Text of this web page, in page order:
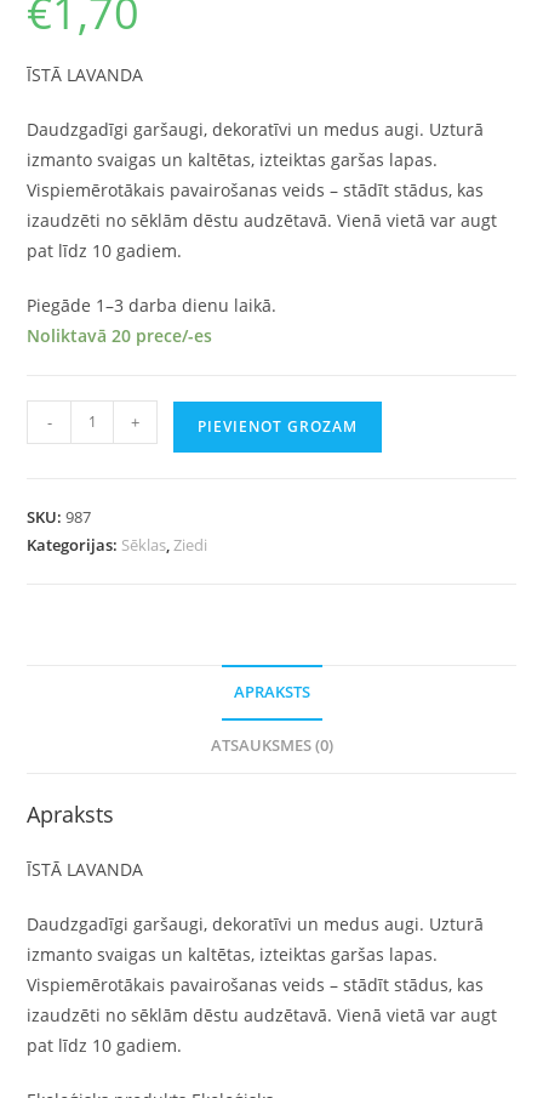
€1,70
ĪSTĀ LAVANDA
Daudzgadīgi garšaugi, dekoratīvi un medus augi. Uzturā
izmanto svaigas un kaltētas, izteiktas garšas lapas.
Vispiemērotākais pavairošanas veids – stādīt stādus, kas
izaudzēti no sēklām dēstu audzētavā. Vienā vietā var augt
pat līdz 10 gadiem.
Piegāde 1–3 darba dienu laikā.
Noliktavā 20 prece/-es
- + PIEVIENOT GROZAM
SKU:987
Kategorijas: Sēklas,Ziedi
APRAKSTS
ATSAUKSMES (0)
Apraksts
ĪSTĀ LAVANDA
Daudzgadīgi garšaugi, dekoratīvi un medus augi. Uzturā
izmanto svaigas un kaltētas, izteiktas garšas lapas.
Vispiemērotākais pavairošanas veids – stādīt stādus, kas
izaudzēti no sēklām dēstu audzētavā. Vienā vietā var augt
pat līdz 10 gadiem.